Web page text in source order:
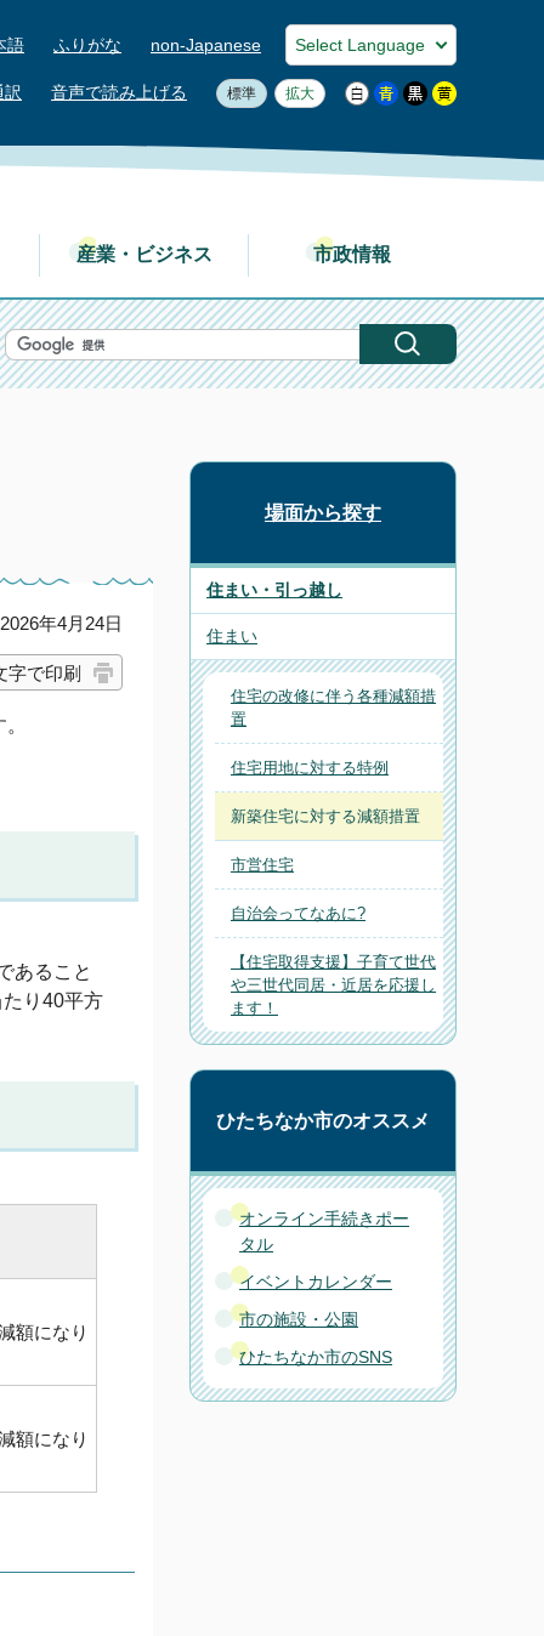
語 ふりがな non-Japanese
訳 音声で読み上げる 標準 拡大
産業・ビジネス 市政情報
年4月24日
字で印刷
あること
り40平方
額になり
額になり
場面から探す
住まい・引っ越し
住まい
住宅の改修に伴う各種減額措
置
住宅用地に対する特例
新築住宅に対する減額措置
市営住宅
自治会ってなあに?
【住宅取得支援】子育て世代
や三世代同居・近居を応援し
ます！
ひたちなか市のオススメ
オンライン手続きポー
タル
イベントカレンダー
市の施設・公園
ひたちなか市のSNS